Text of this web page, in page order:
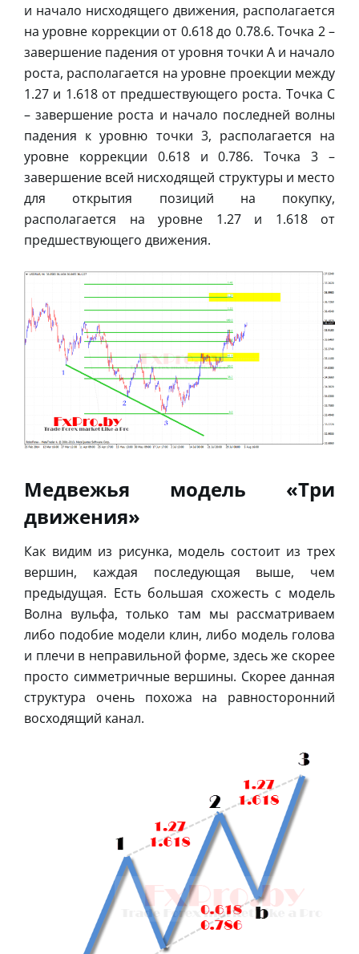
и начало нисходящего движения, располагается
на уровне коррекции от 0.618 до 0.78.6. Точка 2 –
завершение падения от уровня точки А и начало
роста, располагается на уровне проекции между
1.27 и 1.618 от предшествующего роста. Точка С
– завершение роста и начало последней волны
падения к уровню точки 3, располагается на
уровне коррекции 0.618 и 0.786. Точка 3 –
завершение всей нисходящей структуры и место
для открытия позиций на покупку,
располагается на уровне 1.27 и 1.618 от
предшествующего движения.
Медвежья модель «Три
движения»
Как видим из рисунка, модель состоит из трех
вершин, каждая последующая выше, чем
предыдущая. Есть большая схожесть с модель
Волна вульфа, только там мы рассматриваем
либо подобие модели клин, либо модель голова
и плечи в неправильной форме, здесь же скорее
просто симметричные вершины. Скорее данная
структура очень похожа на равносторонний
восходящий канал.